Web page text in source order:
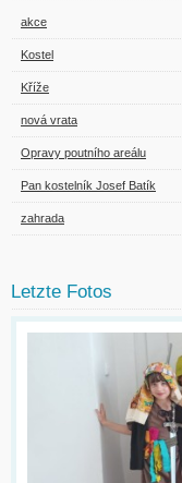
akce
Kostel
Kříže
nová vrata
Opravy poutního areálu
Pan kostelník Josef Batík
zahrada
Letzte Fotos